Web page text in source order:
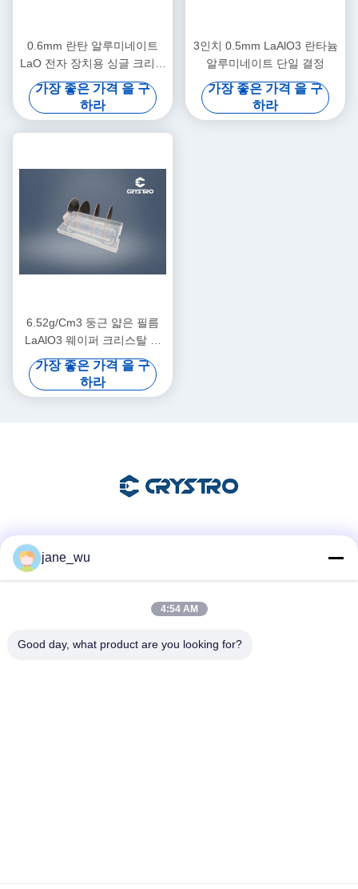
0.6mm 란탄 알루미네이트
LaO 전자 장치용 싱글 크리스
탈 웨이퍼
가장 좋은 가격 을 구
하라
3인치 0.5mm LaAlO3 란타늄
알루미네이트 단일 결정
가장 좋은 가격 을 구
하라
6.52g/Cm3 둥근 얇은 필름
LaAlO3 웨이퍼 크리스탈 듀
얼 사이드 폴리
가장 좋은 가격 을 구
하라
전화
jane_wu
4:54 AM
Good day, what product are you looking for?